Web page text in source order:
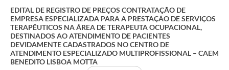
EDITAL DE REGISTRO DE PREÇOS CONTRATAÇÃO DE
EMPRESA ESPECIALIZADA PARA A PRESTAÇÃO DE SERVIÇOS
TERAPÊUTICOS NA ÁREA DE TERAPEUTA OCUPACIONAL,
DESTINADOS AO ATENDIMENTO DE PACIENTES
DEVIDAMENTE CADASTRADOS NO CENTRO DE
ATENDIMENTO ESPECIALIZADO MULTIPROFISSIONAL – CAEM
BENEDITO LISBOA MOTTA